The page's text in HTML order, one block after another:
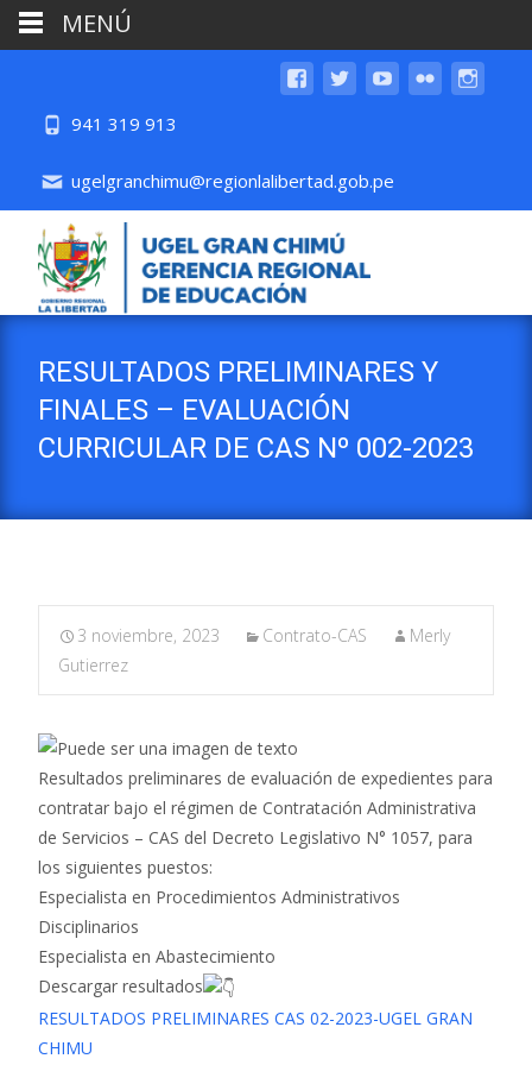
941 319 913
ugelgranchimu@regionlalibertad.gob.pe
RESULTADOS PRELIMINARES Y
FINALES – EVALUACIÓN
CURRICULAR DE CAS Nº 002-2023
3 noviembre, 2023 Contrato-CAS
Merly
Gutierrez
Resultados preliminares de evaluación de expedientes para
contratar bajo el régimen de Contratación Administrativa
de Servicios – CAS del Decreto Legislativo N° 1057, para
los siguientes puestos:
Especialista en Procedimientos Administrativos
Disciplinarios
Especialista en Abastecimiento
Descargar resultados
RESULTADOS PRELIMINARES CAS 02-2023-UGEL GRAN
CHIMU
MENÚ